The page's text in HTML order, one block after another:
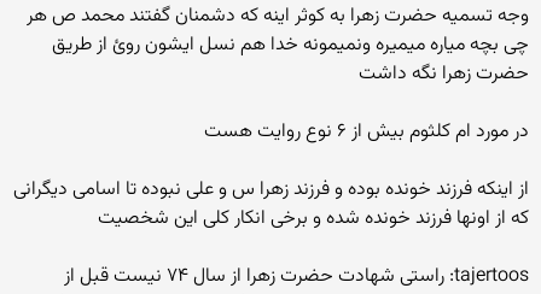
وجه تسمیه حضرت زهرا به کوثر اینه که دشمنان گفتند محمد ص هر
چی بچه میاره میمیره ونمیمونه خدا هم نسل ایشون روئ از طریق
حضرت زهرا نگه داشت
در مورد ام کلثوم بیش از ۶ نوع روایت هست
از اینکه فرزند خونده بوده و فرزند زهرا س و علی نبوده تا اسامی دیگرانی
که از اونها فرزند خونده شده و برخی انکار کلی این شخصیت
tajertoos: راستی شهادت حضرت زهرا از سال ۷۴ نیست قبل از